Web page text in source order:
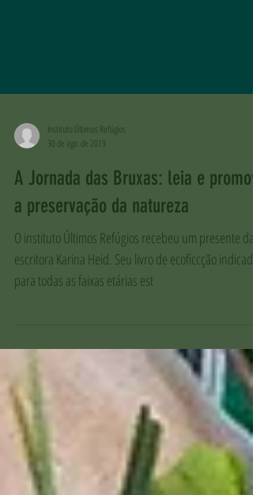
Instituto Últimos Refúgios
30 de ago. de 2019
A Jornada das Bruxas: leia e
a preservação da natureza
O instituto Últimos Refúgios recebeu um presente da